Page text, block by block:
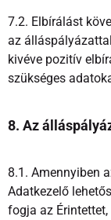
7.2. Elbírálást
az
kivéve pozitív
szükséges
8. Az
8.1. Amennyiben
Adatkezelő
fogja az